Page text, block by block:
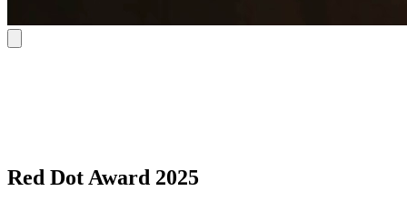
Red Dot Award 2025